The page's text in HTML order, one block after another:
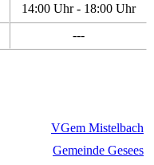
14:00 Uhr - 18:00 Uhr
---
VGem Mistelbach
Gemeinde Gesees